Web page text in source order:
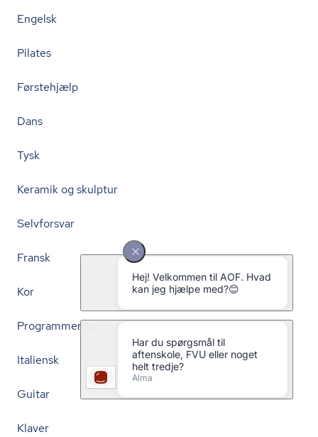
Engelsk
Pilates
Førstehjælp
Dans
Tysk
Keramik og skulptur
Selvforsvar
Fransk
Kor
Programmering
Italiensk
Guitar
Klaver